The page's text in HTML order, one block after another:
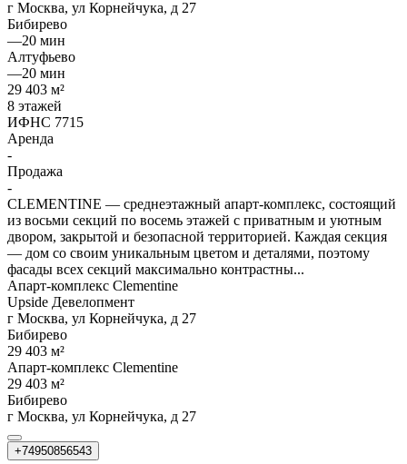
г Москва, ул Корнейчука, д 27
Бибирево
—20 мин
Алтуфьево
—20 мин
29 403 м²
8 этажей
ИФНС 7715
Аренда
-
Продажа
-
CLEMENTINE — среднеэтажный апарт-комплекс, состоящий
из восьми секций по восемь этажей с приватным и уютным
двором, закрытой и безопасной территорией. Каждая секция
— дом со своим уникальным цветом и деталями, поэтому
фасады всех секций максимально контрастны...
Апарт-комплекс Clementine
Upside Девелопмент
г Москва, ул Корнейчука, д 27
Бибирево
29 403 м²
Апарт-комплекс Clementine
29 403 м²
Бибирево
г Москва, ул Корнейчука, д 27
+74950856543